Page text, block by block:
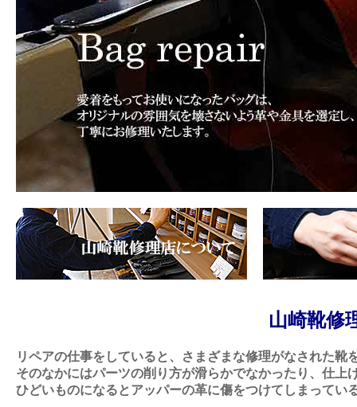
山崎靴修
リペアの仕事をしていると、さまざまな修理がなされた靴
そのなかにはパーツの削り方が滑らかでなかったり、仕上
ひどいものになるとアッパーの革に傷をつけてしまってい